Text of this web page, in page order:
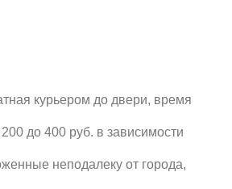
курьером до двери, время
до 400 руб. в зависимости
неподалеку от города,